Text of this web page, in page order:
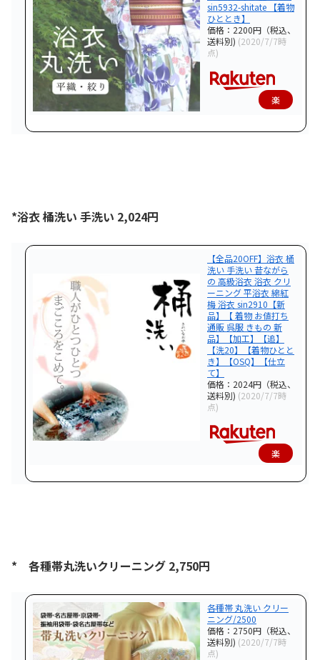
sin5932-shitate 【着物
ひととき】
価格：2200円（税込、
送料別) (2020/7/7時
点)
楽
*浴衣 桶洗い 手洗い 2,024円
【全品20OFF】浴衣 桶
洗い 手洗い 昔ながら
の 高級浴衣 浴衣 クリ
ーニング 平浴衣 綿紅
梅 浴衣 sin2910【新
品】【 着物 お値打ち
通販 呉服 きもの 新
品】【加工】【追】
【洗20】【着物ひとと
き】【OSQ】【仕立
て】
価格：2024円（税込、
送料別) (2020/7/7時
点)
楽
* 各種帯丸洗いクリーニング 2,750円
各種帯 丸洗い クリー
ニング/2500
価格：2750円（税込、
送料別) (2020/7/7時
点)